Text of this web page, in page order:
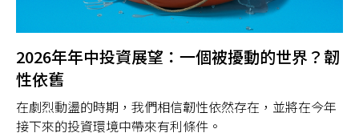
2026年年中投資展望：一個被擾動的世界？韌
性依舊
在劇烈動盪的時期，我們相信韌性依然存在，並將在今年
接下來的投資環境中帶來有利條件。